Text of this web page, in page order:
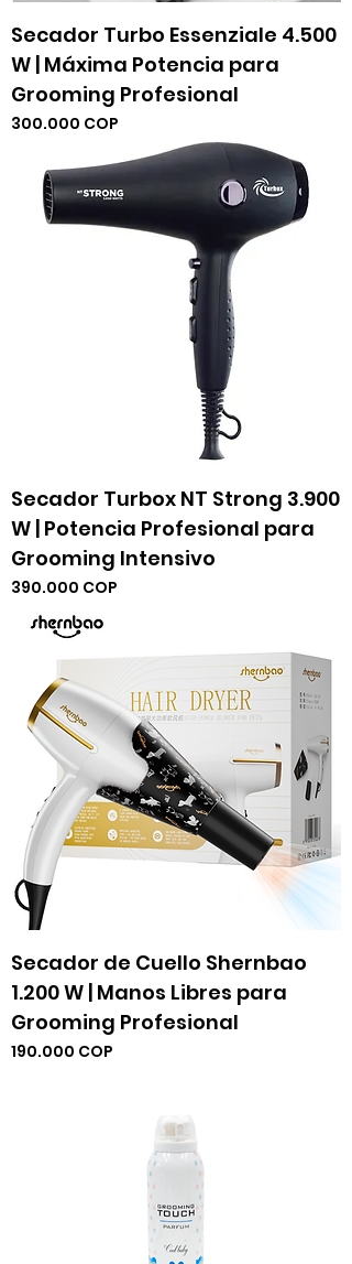
Secador Turbo Essenziale 4.500
W | Máxima Potencia para
Grooming Profesional
Precio
300.000 COP
Secador Turbox NT Strong 3.900
W | Potencia Profesional para
Grooming Intensivo
Precio
390.000 COP
Secador de Cuello Shernbao
1.200 W | Manos Libres para
Grooming Profesional
Precio
190.000 COP